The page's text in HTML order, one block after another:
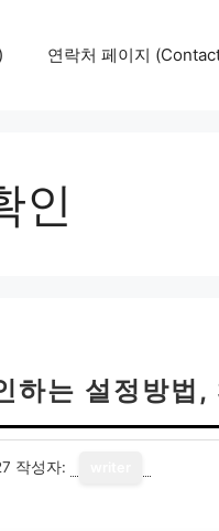
연락처 페이지
인
하는 설정방법,
작성자: